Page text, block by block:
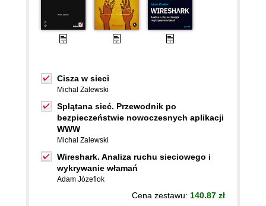
Cisza w sieci
Michal Zalewski
Splątana sieć. Przewodnik po
bezpieczeństwie nowoczesnych aplikacji
WWW
Michal Zalewski
Wireshark. Analiza ruchu sieciowego i
wykrywanie włamań
Adam Józefiok
Cena zestawu: 140.87 zł